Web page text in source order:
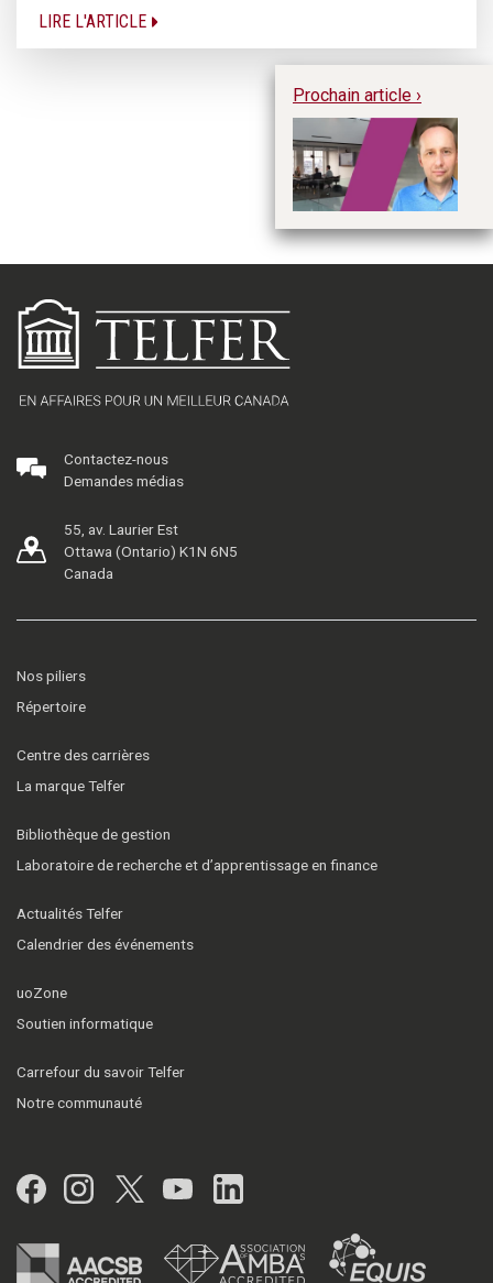
LIRE L'ARTICLE
Prochain article ›
Contactez-nous
Demandes médias
55, av. Laurier Est
Ottawa (Ontario) K1N 6N5
Canada
Nos piliers
Répertoire
Centre des carrières
La marque Telfer
Bibliothèque de gestion
Laboratoire de recherche et d’apprentissage en finance
Actualités Telfer
Calendrier des événements
uoZone
Soutien informatique
Carrefour du savoir Telfer
Notre communauté
Facebook
Instagram
Twitter
YouTubeLinkedIn